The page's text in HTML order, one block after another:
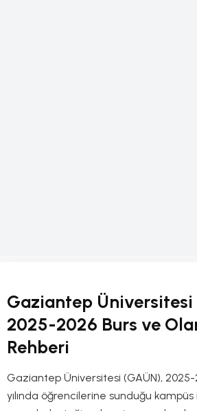
Gaziantep Üniversitesi
2025-2026 Burs ve
Rehberi
Gaziantep Üniversitesi (GAÜN),
yılında öğrencilerine sunduğu